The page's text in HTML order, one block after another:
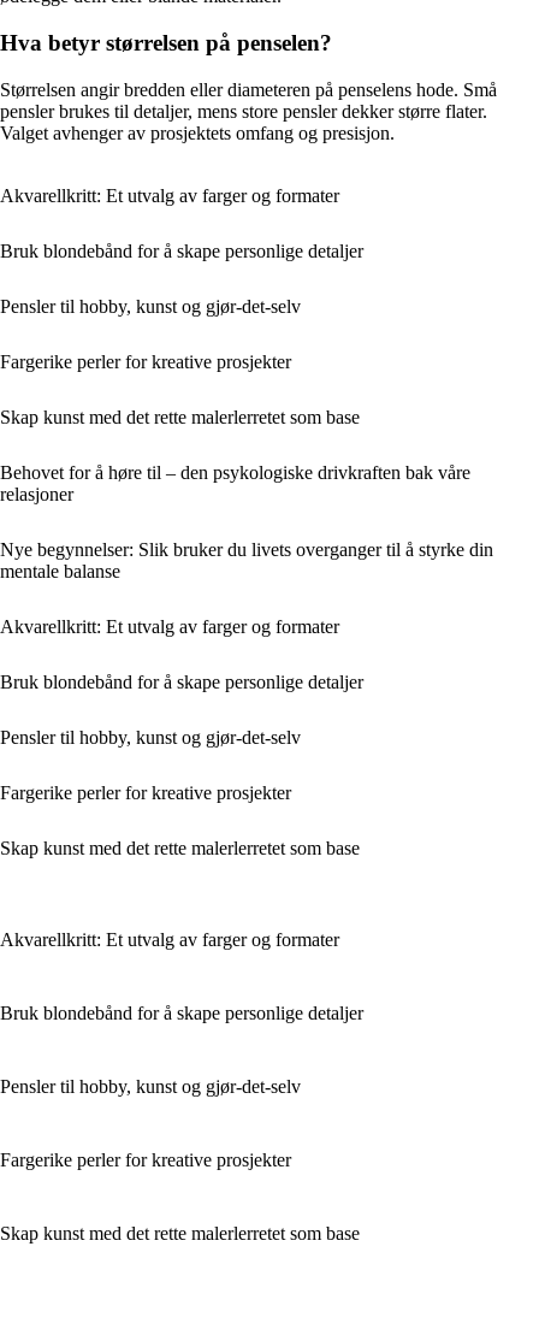
Hva betyr størrelsen på penselen?
Størrelsen angir bredden eller diameteren på penselens hode. Små
pensler brukes til detaljer, mens store pensler dekker større flater.
Valget avhenger av prosjektets omfang og presisjon.
Akvarellkritt: Et utvalg av farger og formater
Bruk blondebånd for å skape personlige detaljer
Pensler til hobby, kunst og gjør-det-selv
Fargerike perler for kreative prosjekter
Skap kunst med det rette malerlerretet som base
Behovet for å høre til – den psykologiske drivkraften bak våre
relasjoner
Nye begynnelser: Slik bruker du livets overganger til å styrke din
mentale balanse
Akvarellkritt: Et utvalg av farger og formater
Bruk blondebånd for å skape personlige detaljer
Pensler til hobby, kunst og gjør-det-selv
Fargerike perler for kreative prosjekter
Skap kunst med det rette malerlerretet som base
Akvarellkritt: Et utvalg av farger og formater
Bruk blondebånd for å skape personlige detaljer
Pensler til hobby, kunst og gjør-det-selv
Fargerike perler for kreative prosjekter
Skap kunst med det rette malerlerretet som base